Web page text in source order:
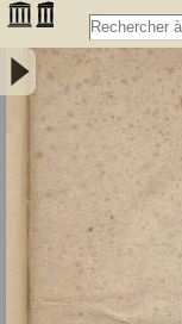
Chimie optomatique
aidant le discours, de
symboliques, afin de
composition et de la
Livre premier.